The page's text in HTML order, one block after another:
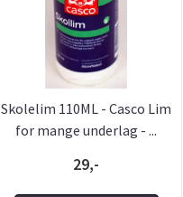
Skolelim 110ML - Casco Lim
for mange underlag - ...
29,-